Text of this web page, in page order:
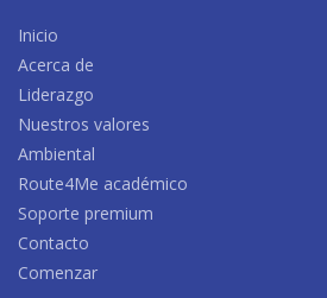
Inicio
Acerca de
Liderazgo
Nuestros valores
Ambiental
Route4Me académico
Soporte premium
Contacto
Comenzar